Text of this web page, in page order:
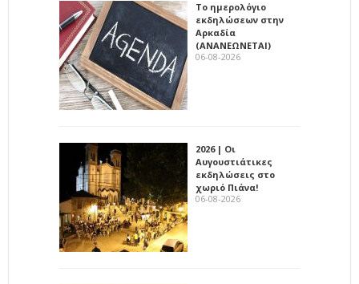
Το ημερολόγιο
εκδηλώσεων στην
Αρκαδία
(ΑΝΑΝΕΩΝΕΤΑΙ)
06-08-2026
2026 | Οι
Αυγουστιάτικες
εκδηλώσεις στο
χωριό Πιάνα!
06-08-2026